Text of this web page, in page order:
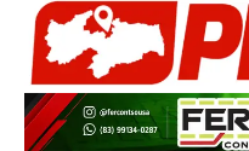
Skip
content